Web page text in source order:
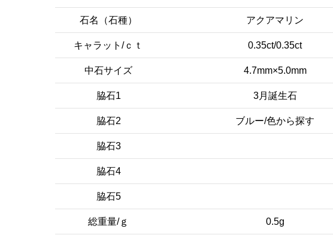
石名（石種） アクアマリン
キャラット/ｃｔ 0.35ct/0.35ct
中石サイズ 4.7mm×5.0mm
脇石1 3月誕生石
脇石2 ブルー/色から探す
脇石3
脇石4
脇石5
総重量/ｇ 0.5g